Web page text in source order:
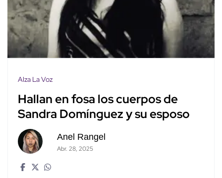
Alza La Voz
Hallan en fosa los cuerpos de
Sandra Domínguez y su esposo
Anel Rangel
Abr. 28, 2025